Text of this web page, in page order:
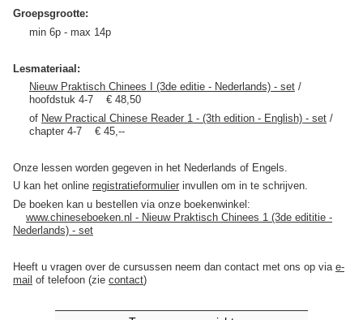
Groepsgrootte:
min 6p - max 14p
Lesmateriaal:
Nieuw Praktisch Chinees I (3de editie - Nederlands) - set /
hoofdstuk 4-7 € 48,50
of New Practical Chinese Reader 1 - (3th edition - English) - set /
chapter 4-7 € 45,--
Onze lessen worden gegeven in het Nederlands of Engels.
U kan het online registratieformulier invullen om in te schrijven.
De boeken kan u bestellen via onze boekenwinkel:
www.chineseboeken.nl - Nieuw Praktisch Chinees 1 (3de edititie -
Nederlands) - set
Heeft u vragen over de cursussen neem dan contact met ons op via e-
mail of telefoon (zie contact)